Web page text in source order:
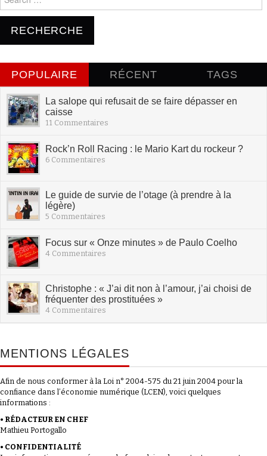
POPULAIRE RÉCENT TAGS
La salope qui refusait de se faire dépasser en
caisse
11 Commentaires
Rock’n Roll Racing : le Mario Kart du rockeur ?
6 Commentaires
Le guide de survie de l’otage (à prendre à la
légère)
5 Commentaires
Focus sur « Onze minutes » de Paulo Coelho
4 Commentaires
Christophe : « J’ai dit non à l’amour, j’ai choisi de
fréquenter des prostituées »
4 Commentaires
MENTIONS LÉGALES
Afin de nous conformer à la Loi n° 2004-575 du 21 juin 2004 pour la
confiance dans l’économie numérique (LCEN), voici quelques
informations :
• RÉDACTEUR EN CHEF
Mathieu Portogallo
• CONFIDENTIALITÉ